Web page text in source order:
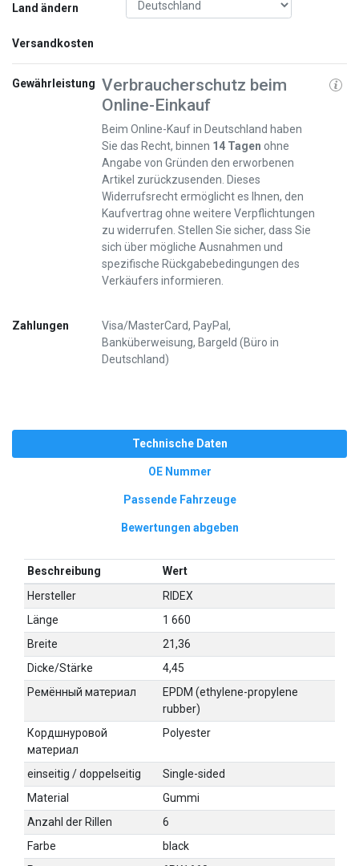
Land ändern
Versandkosten
Gewährleistung Verbraucherschutz beim
Online-Einkauf
Beim Online-Kauf in Deutschland haben
Sie das Recht, binnen 14 Tagen ohne
Angabe von Gründen den erworbenen
Artikel zurückzusenden. Dieses
Widerrufsrecht ermöglicht es Ihnen, den
Kaufvertrag ohne weitere Verpflichtungen
zu widerrufen. Stellen Sie sicher, dass Sie
sich über mögliche Ausnahmen und
spezifische Rückgabebedingungen des
Verkäufers informieren.
Zahlungen
Visa/MasterCard, PayPal,
Banküberweisung, Bargeld (Büro in
Deutschland)
Technische Daten
OE Nummer
Passende Fahrzeuge
Bewertungen abgeben
Beschreibung
Wert
Hersteller
RIDEX
Länge
1 660
Breite
21,36
Dicke/Stärke
4,45
Ремённый материал
EPDM (ethylene-propylene
rubber)
Кордшнуровой
материал
Polyester
einseitig / doppelseitig
Single-sided
Material
Gummi
Anzahl der Rillen
6
Farbe
black